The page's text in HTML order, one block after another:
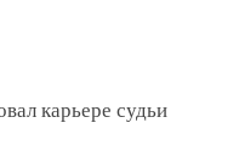
карьере судьи